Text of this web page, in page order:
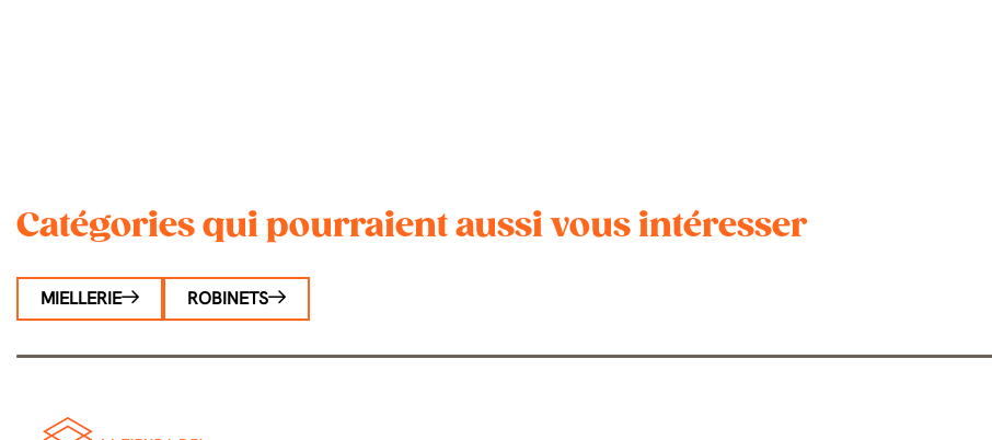
Catégories qui pourraient aussi vous intéresser
MIELLERIE ROBINETS